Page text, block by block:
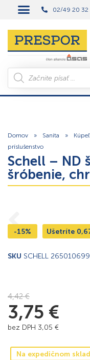
02/49 20 32
Domov » Sanita »
príslušenstvo
Schell – ND
šróbenie,
-15% Ušetríte
SKU SCHELL 265010699
4,42€
3,75 €
bez DPH 3,05 €
Na expedičnom